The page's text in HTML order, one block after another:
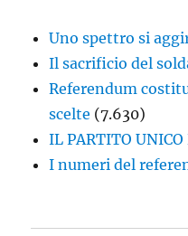
Uno spettro si
Il sacrificio del
Referendum
scelte (7.630)
IL PARTITO UNICO
I numeri del